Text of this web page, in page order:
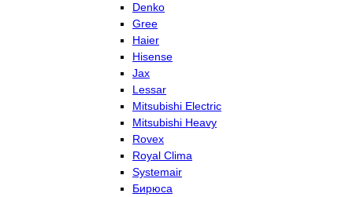
Denko
Gree
Haier
Hisense
Jax
Lessar
Mitsubishi Electric
Mitsubishi Heavy
Rovex
Royal Clima
Systemair
Бирюса